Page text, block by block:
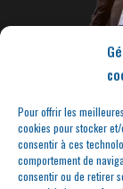
Pour offrir les
cookies pour stocker
consentir à ces
comportement de
consentir ou de retirer